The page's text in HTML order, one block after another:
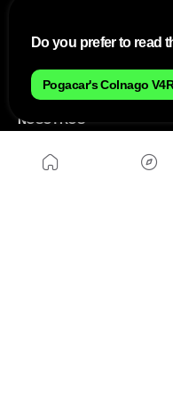
NOSOTROS
Mapa del sitio
Aviso Legal
Do you prefer to read
Pogacar's Colnago